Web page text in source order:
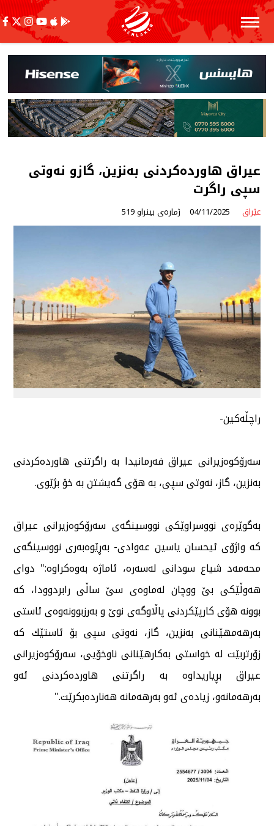
عیراق هاوردەكردنی بەنزین، گازو نەوتی
سپی راگرت
عێراق 04/11/2025 ژمارەی بینراو 519
راچڵەكین-
سەرۆكوەزیرانی عیراق فەرمانیدا بە راگرتنی هاوردەكردنی
بەنزین، گاز، نەوتی سپی، بە هۆی گەیشتن بە خۆ بژێوی.
بەگوێرەی نووسراوێكی نووسینگەی سەرۆكوەزیرانی عیراق
كە واژۆی ئیحسان یاسین عەوادی- بەڕێوەبەری نووسینگەی
محەمەد شیاع سودانی لەسەرە، ئاماژە بەوەكراوە:" دوای
هەوڵێكی بێ ووچان لەماوەی سێ ساڵی رابردوودا، كە
بوونە هۆی كارپێكردنی پاڵاوگەی نوێ و بەرزبوونەوەی ئاستی
بەرهەمهێنانی بەنزین، گاز، نەوتی سپی بۆ ئاستێك كە
زۆرتربێت لە خواستی بەكارهێنانی ناوخۆیی، سەرۆكوەزیرانی
عیراق بڕیاریداوە بە راگرتنی هاوردەكردنی ئەو
بەرهەمانەو، زیادەی ئەو بەرهەمانە هەناردەبكرێت."